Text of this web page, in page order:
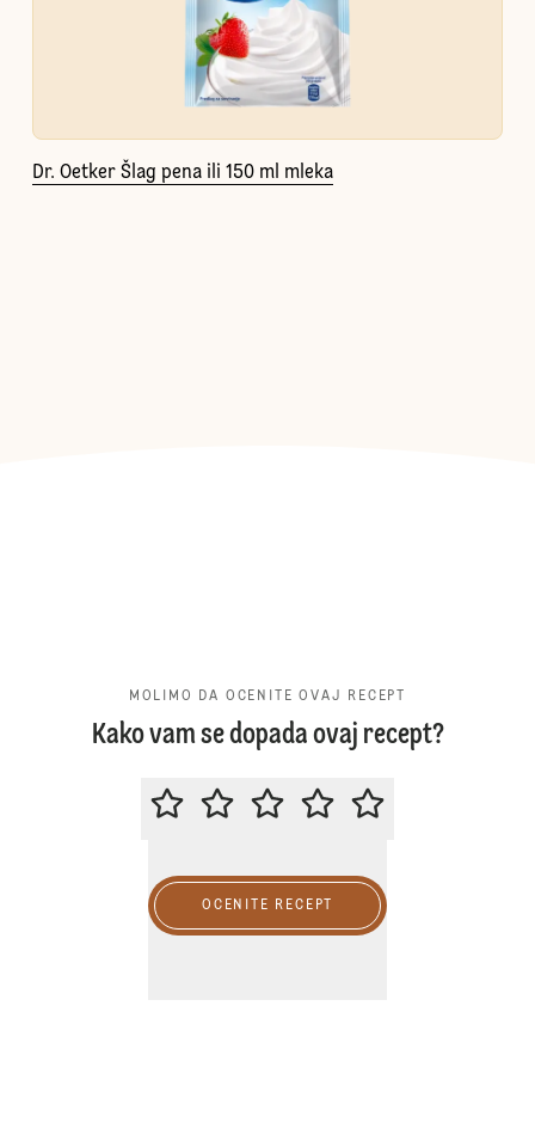
Dr. Oetker Šlag pena ili 150 ml mleka
MOLIMO DA OCENITE OVAJ RECEPT
Kako vam se dopada ovaj recept?
MOLIMO DA OCENITE OVAJ
OCENITE RECEPT